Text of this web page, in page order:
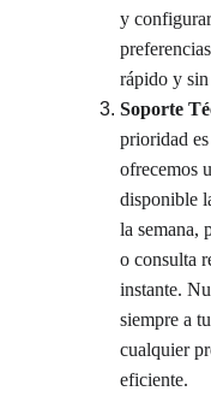
y
rápido y
Soporte
prioridad
ofrecemos
disponible
la semana,
o consulta
instante.
siempre a
cualquier
eficiente.